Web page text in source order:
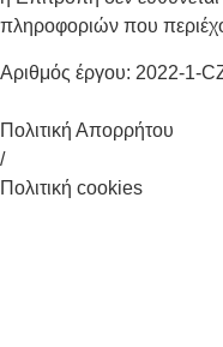
πληροφοριών που
Αριθμός έργου: 2022-1-
Πολιτική Απορρήτου
/
Πολιτική cookies